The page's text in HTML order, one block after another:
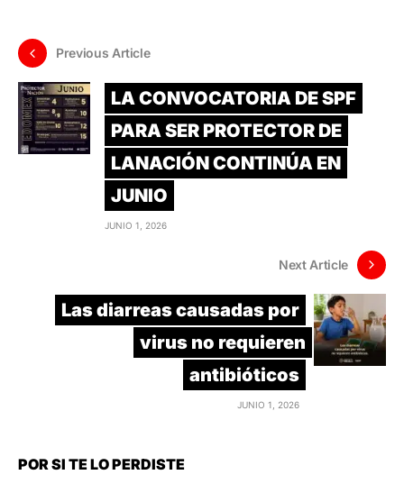
Previous Article
LA CONVOCATORIA DE SPF
PARA SER PROTECTOR DE
LANACIÓN CONTINÚA EN
JUNIO
JUNIO 1, 2026
Next Article
Las diarreas causadas por
virus no requieren
antibióticos
JUNIO 1, 2026
POR SI TE LO PERDISTE